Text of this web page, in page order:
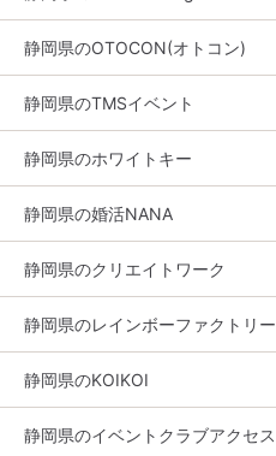
静岡県のOTOCON(オトコン)
静岡県のTMSイベント
静岡県のホワイトキー
静岡県の婚活NANA
静岡県のクリエイトワーク
静岡県のレインボーファクトリー
静岡県のKOIKOI
静岡県のイベントクラブアクセス